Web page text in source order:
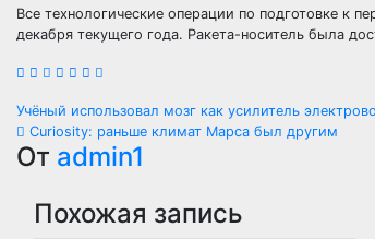
Все технологические операции по подготовке к
декабря текущего года. Ракета-носитель была
Навигация
по
записям
Учёный использовал мозг как усилитель
Curiosity: раньше климат Марса был другим
От admin1
Похожая запись